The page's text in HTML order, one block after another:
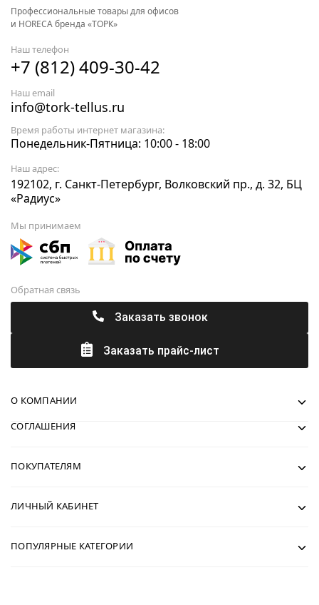
Профессиональные товары для офисов
и HORECA бренда «ТОРК»
Наш телефон
+7 (812) 409-30-42
Наш email
info@tork-tellus.ru
Время работы интернет магазина:
Понедельник-Пятница: 10:00 - 18:00
Наш адрес:
192102, г. Санкт-Петербург, Волковский пр., д. 32, БЦ
«Радиус»
Мы принимаем
Обратная связь
Заказать звонок
Заказать прайс-лист
О КОМПАНИИ
СОГЛАШЕНИЯ
ПОКУПАТЕЛЯМ
ЛИЧНЫЙ КАБИНЕТ
ПОПУЛЯРНЫЕ КАТЕГОРИИ